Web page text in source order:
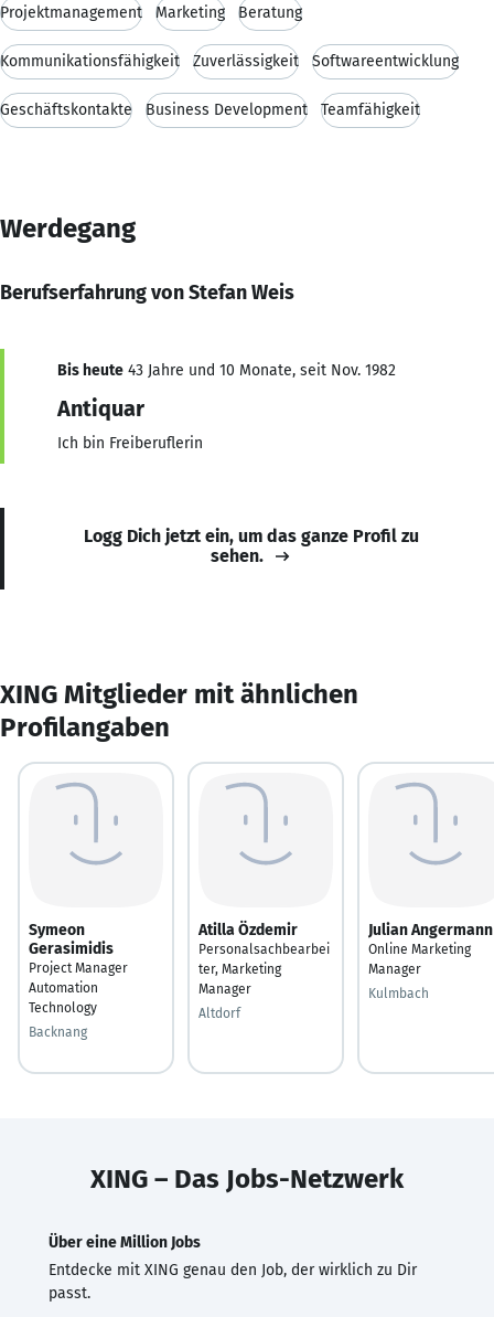
Projektmanagement Marketing Beratung
Kommunikationsfähigkeit Zuverlässigkeit Softwareentwicklung
Geschäftskontakte Business Development Teamfähigkeit
Werdegang
Berufserfahrung von Stefan Weis
Bis heute 43 Jahre und 10 Monate, seit Nov. 1982
Antiquar
Ich bin Freiberuflerin
Logg Dich jetzt ein, um das ganze Profil zu
sehen.
XING Mitglieder mit ähnlichen
Profilangaben
Symeon
Gerasimidis
Project Manager
Automation
Technology
Backnang
Atilla Özdemir
Personalsachbearbei
ter, Marketing
Manager
Altdorf
Julian Angermann
Online Marketing
Manager
Kulmbach
XING – Das Jobs-Netzwerk
Über eine Million Jobs
Entdecke mit XING genau den Job, der wirklich zu Dir
passt.